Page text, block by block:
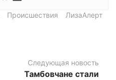
Происшествия
ЛизаАлерт
Следующая новость
Тамбовчане стали